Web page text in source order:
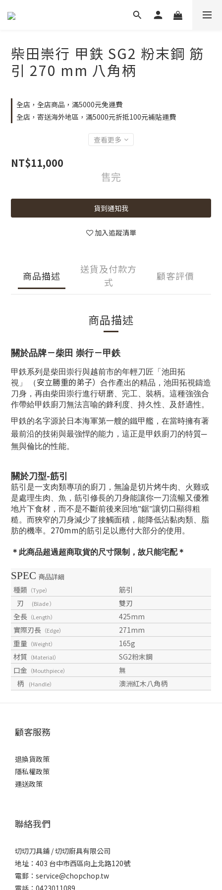
柴田崇行 甲鉄 SG2 粉末鋼 筋
引 270 mm 八角柄
全店，全店商品，滿5000元免運費
全店，寄送海外地區，滿5000元折抵100元補貼運費
查看更多
NT$11,000
售完
貨到通知我
加入追蹤清單
商品描述
送貨及付款方
式
顧客評價
商品描述
關於品牌－柴田 崇行－甲鉄
甲鉄系列是柴田崇行與越前市的年輕刀匠「池田拓
視」
（安立勝重的弟子）
合作產出的精品，池田拓視鑄造
刀身，再由柴田崇行進行研磨、完工、裝柄。這種強強合
作帶給甲鉄廚刀無法言喻的鋒利度、持久性、及舒適性。
甲鉄的名字源於日本海軍第一艘的鐵甲艦，在當時擁有著
最前沿的技術與最強悍的能力，這正是甲鉄廚刀的特質─
無與倫比的性能。
關於刀型-筋引
筋引是一支肉類專項的廚刀，無論是切片烤牛肉、火雞或
是處理生肉、魚，筋引修長的刀身能讓你一刀流暢又優雅
地片下食材，而不是不斷前後來回地”鋸”讓切口顯得粗
糙。而狹窄的刀身減少了接觸面積，能降低沾黏肉類、脂
肪的機率。 270mm的筋引足以應付大部分的使用。
＊此商品超過超商取貨的尺寸限制，故只能宅配＊
SPEC 商品詳細
種類 （Type）
筋引
刃 (Blade ）
雙刃
全長 （Length）
425mm
實際刃長 （Edge）
271mm
重量 （Weight）
165g
材質 （Material）
SG2粉末鋼
口金 （Mouthpiece）
無
柄 (Handle） 澳洲紅木八角柄
顧客服務
退換貨政策
隱私權政策
運送政策
聯絡我們
切切刀具鋪 / 切切廚具有限公司
地址：403 台中市西區向上北路120號
電郵：service@chopchop.tw
電話：0423011089